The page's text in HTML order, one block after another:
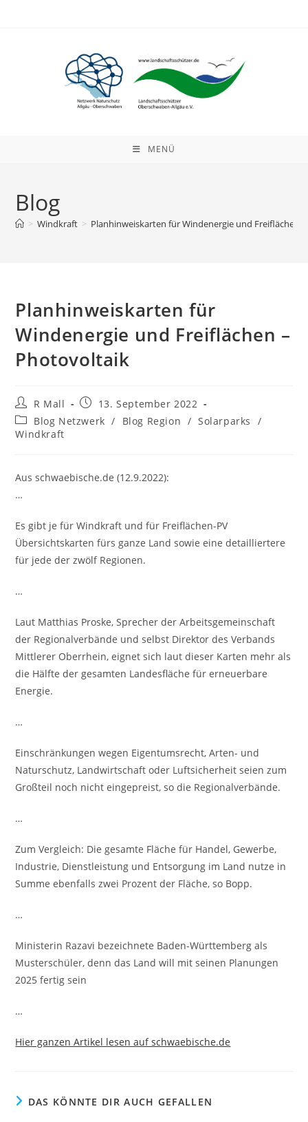
MENÜ
Blog
> Windkraft > Planhinweiskarten für Windenergie und Freiflächen
Planhinweiskarten für
Windenergie und Freiflächen –
Photovoltaik
Beitrags-
Autor:
R Mall
Beitrag
veröffentlicht:
13. September 2022
Beitrags-
Kategorie:
Blog Netzwerk / Blog Region / Solarparks
/
Windkraft
Aus schwaebische.de (12.9.2022):
…
Es gibt je für Windkraft und für Freiflächen-PV
Übersichtskarten fürs ganze Land sowie eine detailliertere
für jede der zwölf Regionen.
…
Laut Matthias Proske, Sprecher der Arbeitsgemeinschaft
der Regionalverbände und selbst Direktor des Verbands
Mittlerer Oberrhein, eignet sich laut dieser Karten mehr als
die Hälfte der gesamten Landesfläche für erneuerbare
Energie.
…
Einschränkungen wegen Eigentumsrecht, Arten- und
Naturschutz, Landwirtschaft oder Luftsicherheit seien zum
Großteil noch nicht eingepreist, so die Regionalverbände.
…
Zum Vergleich: Die gesamte Fläche für Handel, Gewerbe,
Industrie, Dienstleistung und Entsorgung im Land nutze in
Summe ebenfalls zwei Prozent der Fläche, so Bopp.
…
Ministerin Razavi bezeichnete Baden-Württemberg als
Musterschüler, denn das Land will mit seinen Planungen
2025 fertig sein
…
Hier ganzen Artikel lesen auf schwaebische.de
DAS KÖNNTE DIR AUCH GEFALLEN